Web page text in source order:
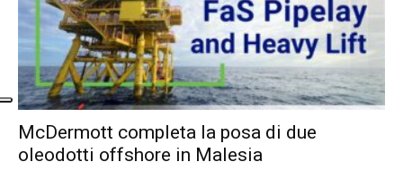
McDermott completa la posa di due
oleodotti offshore in Malesia